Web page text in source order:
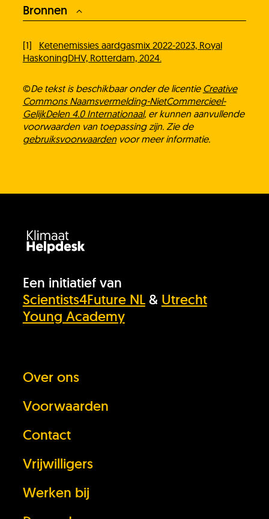
Bronnen
[1] Ketenemissies aardgasmix 2022-2023, Royal
HaskoningDHV, Rotterdam, 2024.
©De tekst is beschikbaar onder de licentie Creative
Commons Naamsvermelding-NietCommercieel-
GelijkDelen 4.0 Internationaal, er kunnen aanvullende
voorwaarden van toepassing zijn. Zie de
gebruiksvoorwaardenvoor meer informatie.
Een initiatief van
Scientists4Future NL& Utrecht
Young Academy
Over ons
Voorwaarden
Contact
Vrijwilligers
Werken bij